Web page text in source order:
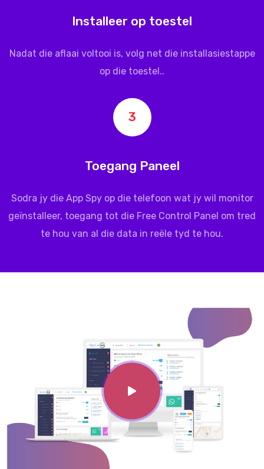
Installeer op toestel
Nadat die aflaai voltooi is, volg net die installasiestappe
op die toestel..
3
Toegang Paneel
Sodra jy die App Spy op die telefoon wat jy wil monitor
geïnstalleer, toegang tot die Free Control Panel om tred
te hou van al die data in reële tyd te hou.